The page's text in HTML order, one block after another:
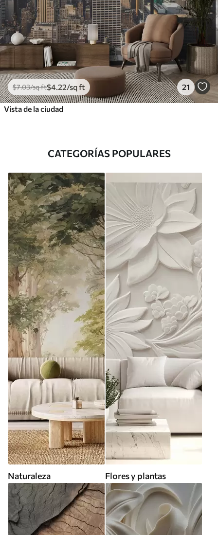
$7.03/sq ft$4 .22/sq ft 21
Vista de la ciudad
CATEGORÍAS POPULARES
Naturaleza Flores y plantas